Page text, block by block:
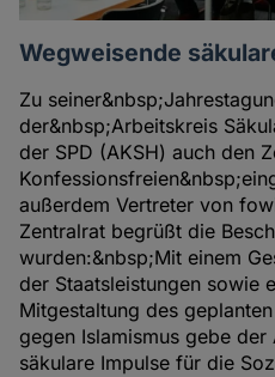
Wegweisende
Zu
der&nbsp;Arbeitskreis
der SPD (AKSH) auch den
außerdem Vertreter von
Zentralrat begrüßt die
wurden:&nbsp;Mit einem
der Staatsleistungen sowie
Mitgestaltung des
gegen Islamismus gebe
säkulare Impulse für die